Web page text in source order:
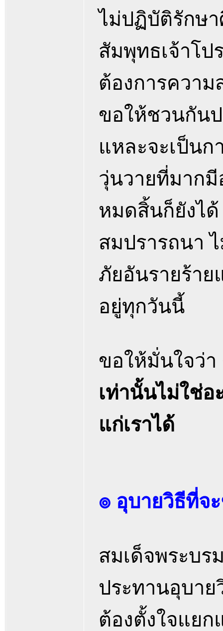
ไม่ปฏิบัติรักษ
สัมพุทธเจ้าโป
ต้องการควา
ขอให้ชวนกัน
แหละจะเป็น
วุ่นวายที่มากมี
หมดสิ้นก็ยังไ
สมปรารถนา
ภัยอันรายร้าย
อยู่ทุกวันนี้
ขอให้มั่นใจว่
เท่านั้นไม่ใช่
แก่เราได้
๏ อุบายวิธีที่จ
สมเด็จพระบร
ประทานอุบาย
ต้องตั้งใจแย